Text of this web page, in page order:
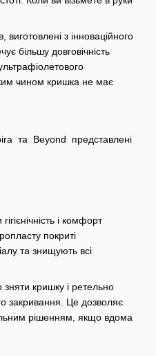
з інноваційного
більшу довговічність
чином кришка не має
та Beyond представлені
і комфорт
покриті
та знищують всі
кришку і ретельно
закривання. Це дозволяє
рішенням, якщо вдома